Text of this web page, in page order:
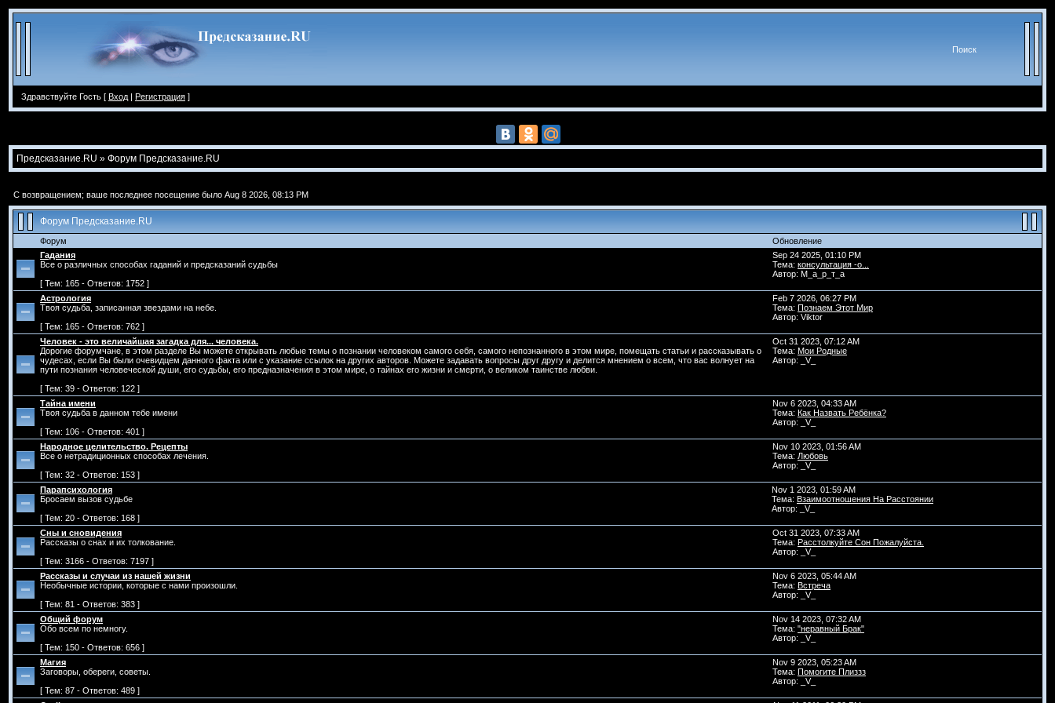
Поиск
Здравствуйте Гость [ Вход | Регистрация ]
Предсказание.RU » Форум Предсказание.RU
С возвращением; ваше последнее посещение было Aug 8 2026, 08:13 PM
Форум Предсказание.RU
Форум
Обновление
Гадания
Все о различных способах гаданий и предсказаний судьбы
[ Тем: 165 - Ответов: 1752 ]
Sep 24 2025, 01:10 PM
Тема: консультация -o...
Автор: М_а_р_т_а
Астрология
Твоя судьба, записанная звездами на небе.
[ Тем: 165 - Ответов: 762 ]
Feb 7 2026, 06:27 PM
Тема: Познаем Этот Мир
Автор: Viktor
Человек - это величайшая загадка для... человека.
Дорогие форумчане, в этом разделе Вы можете открывать любые темы о познании человеком самого себя, самого непознанного в этом мире, помещать статьи и рассказывать о
чудесах, если Вы были очевидцем данного факта или с указание ссылок на других авторов. Можете задавать вопросы друг другу и делится мнением о всем, что вас волнует на
пути познания человеческой души, его судьбы, его предназначения в этом мире, о тайнах его жизни и смерти, о великом таинстве любви.
[ Тем: 39 - Ответов: 122 ]
Oct 31 2023, 07:12 AM
Тема: Мои Родные
Автор: _V_
Тайна имени
Твоя судьба в данном тебе имени
[ Тем: 106 - Ответов: 401 ]
Nov 6 2023, 04:33 AM
Тема: Как Назвать Ребёнка?
Автор: _V_
Народное целительство. Рецепты
Все о нетрадиционных способах лечения.
[ Тем: 32 - Ответов: 153 ]
Nov 10 2023, 01:56 AM
Тема: Любовь
Автор: _V_
Парапсихология
Бросаем вызов судьбе
[ Тем: 20 - Ответов: 168 ]
Nov 1 2023, 01:59 AM
Тема: Взаимоотношения На Расстоянии
Автор: _V_
Сны и сновидения
Рассказы о снах и их толкование.
[ Тем: 3166 - Ответов: 7197 ]
Oct 31 2023, 07:33 AM
Тема: Расстолкуйте Сон Пожалуйста.
Автор: _V_
Рассказы и случаи из нашей жизни
Необычные истории, которые с нами произошли.
[ Тем: 81 - Ответов: 383 ]
Nov 6 2023, 05:44 AM
Тема: Встреча
Автор: _V_
Общий форум
Обо всем по немногу.
[ Тем: 150 - Ответов: 656 ]
Nov 14 2023, 07:32 AM
Тема: "неравный Брак"
Автор: _V_
Магия
Заговоры, обереги, советы.
[ Тем: 87 - Ответов: 489 ]
Nov 9 2023, 05:23 AM
Тема: Помогите Плиззз
Автор: _V_